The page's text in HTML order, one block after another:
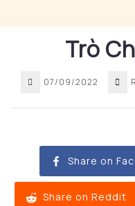
Trò
07/09/2022
Share on
Share on Reddit